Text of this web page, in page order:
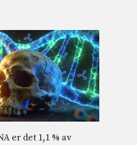
er det 1,1 % av